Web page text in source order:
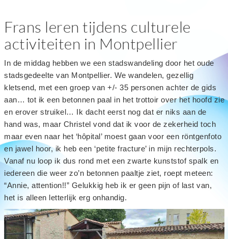
Frans leren tijdens culturele
activiteiten in Montpellier
In de middag hebben we een stadswandeling door het oude
stadsgedeelte van Montpellier. We wandelen, gezellig
kletsend, met een groep van +/- 35 personen achter de gids
aan… tot ik een betonnen paal in het trottoir over het hoofd zie
en erover struikel… Ik dacht eerst nog dat er niks aan de
hand was, maar Christel vond dat ik voor de zekerheid toch
maar even naar het ‘hôpital’ moest gaan voor een röntgenfoto
en jawel hoor, ik heb een ‘petite fracture’ in mijn rechterpols.
Vanaf nu loop ik dus rond met een zwarte kunststof spalk en
iedereen die weer zo’n betonnen paaltje ziet, roept meteen:
“Annie, attention!!” Gelukkig heb ik er geen pijn of last van,
het is alleen letterlijk erg onhandig.